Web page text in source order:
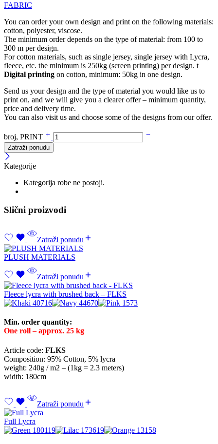
FABRIC
You can order your own design and print on the following materials:
cotton, polyester, viscose.
The minimum order depends on the type of material: from 100 to
300 m per design.
For cotton materials, such as single jersey, single jersey with Lycra,
fleece, etc. the minimum is 250kg (screen printing) per design. t
Digital printing on cotton, minimum: 50kg in one design.
Send us your design and the type of material you would like us to
print on, and we will give you a clearer offer – minimum quantity,
price and delivery time.
You can also visit us and choose some of the designs from our offer.
broj, PRINT
Zatraži ponudu
Kategorije
Kategorija robe ne postoji.
Slični proizvodi
Zatraži ponudu
PLUSH MATERIALS
Zatraži ponudu
Fleece lycra with brushed back – FLKS
Min. order quantity:
One roll – approx. 25 kg
Article code: FLKS
Composition: 95% Cotton, 5% lycra
weight: 240g / m2 – (1kg = 2.3 meters)
width: 180cm
Zatraži ponudu
Full Lycra